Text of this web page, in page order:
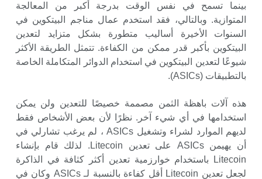
بينما تسمح في نفس الوقت بدرجة أكبر من المعالجة
المتوازية. وبالتالي، فقد استخدم عمال مناجم البيتكوين في
السنوات الأخيرة أساليب متطورة بشكل متزايد لتعدين
البيتكوين بأكبر قدر ممكن من الكفاءة. تتمثل الطريقة الأكثر
شيوعًا لتعدين البيتكوين في استخدام الدوائر المتكاملة الخاصة
بالتطبيقات (ASICs).
هذه آلات باهظة الثمن مصممة خصيصًا للتعدين ولن يمكن
استخدامها في أي شيء آخر. نظرًا لأن بعض الأشخاص فقط
لديهم الموارد لشراء وتشغيل ASICs ، لم يرغب تشارلي في
أن يهيمن ASICs على تعدين Litecoin. لذلك قام بإنشاء
Litecoin باستخدام خوارزمية تعدين أكثر كثافة في الذاكرة
لجعل تعدين Litecoin أقل كفاءة بالنسبة لـ ASICs وكان في